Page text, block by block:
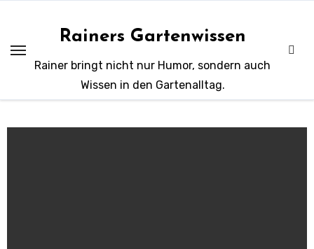
springen
Rainers Gartenwissen
Rainer bringt nicht nur Humor, sondern auch
Wissen in den Gartenalltag.